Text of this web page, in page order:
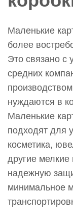
Маленькие
более
Это связано с
средних
нуждаются в
Маленькие
подходят для
косметика,
другие
надежную
минимальное